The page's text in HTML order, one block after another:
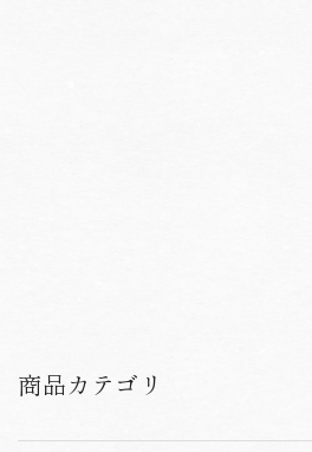
商品カテゴリ